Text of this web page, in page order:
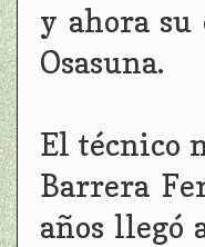
y ahora
Osasuna.
El técnico
Barrera
años llegó